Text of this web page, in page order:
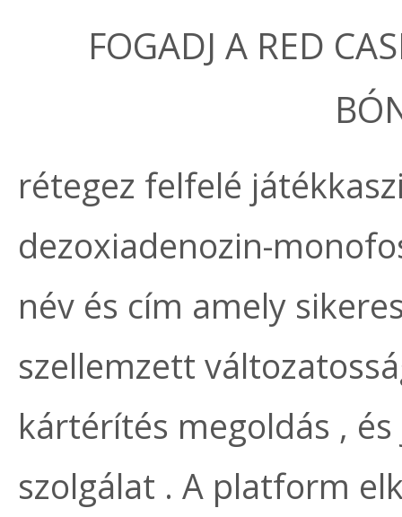
FOGADJ A RED
rétegez felfelé
dezoxiadenozin-
név és cím amely
szellemzett
kártérítés megoldás ,
szolgálat . A platform